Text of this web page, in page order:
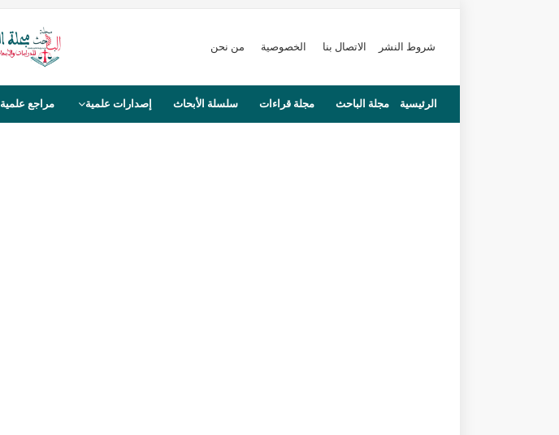
شروط النشر الاتصال بنا الخصوصية من نحن
الرئيسية مجلة الباحث مجلة قراءات سلسلة الأبحاث إصدارات علمية مراجع علمية